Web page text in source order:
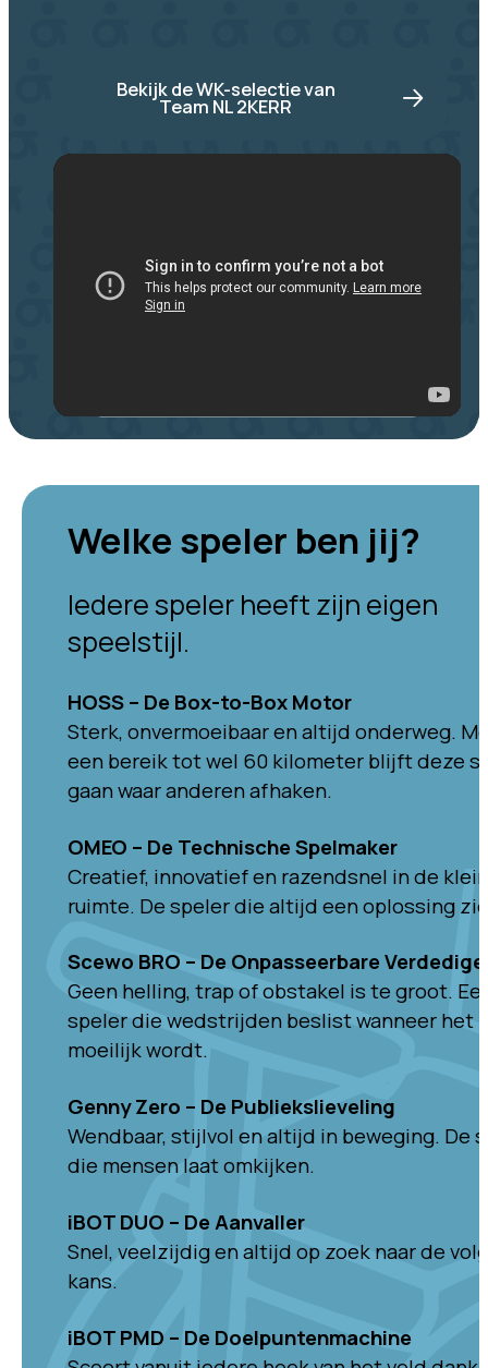
Bekijk de WK-selectie van
Team NL 2KERR
Welke speler ben jij?
Iedere speler heeft zijn eigen
speelstijl.
HOSS – De Box-to-Box Motor
Sterk, onvermoeibaar en altijd onderweg.
een bereik tot wel 60 kilometer blijft deze
gaan waar anderen afhaken.
OMEO – De Technische Spelmaker
Creatief, innovatief en razendsnel in de
ruimte. De speler die altijd een oplossing
Scewo BRO – De Onpasseerbare
Geen helling, trap of obstakel is te groot.
speler die wedstrijden beslist wanneer het
moeilijk wordt.
Genny Zero – De Publiekslieveling
Wendbaar, stijlvol en altijd in beweging. De
die mensen laat omkijken.
iBOT DUO – De Aanvaller
Snel, veelzijdig en altijd op zoek naar de
kans.
iBOT PMD – De Doelpuntenmachine